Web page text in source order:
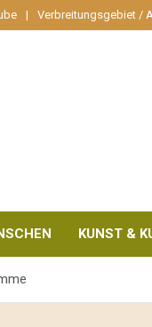
Verbreitungsgebiet /
KUNST &